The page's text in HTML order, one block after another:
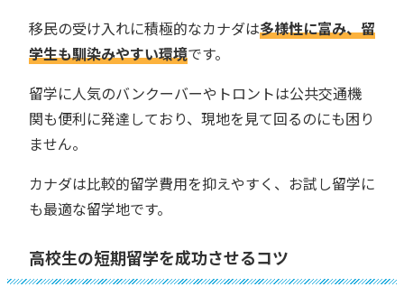
移民の受け入れに積極的なカナダは多様性に富み、留
学生も馴染みやすい環境です。
留学に人気のバンクーバーやトロントは公共交通機
関も便利に発達しており、現地を見て回るのにも困り
ません。
カナダは比較的留学費用を抑えやすく、お試し留学に
も最適な留学地です。
高校生の短期留学を成功させるコツ